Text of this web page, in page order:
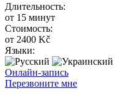
Длительность:
от 15 минут
Стоимость:
от 2400 Kč
Языки:
Онлайн-запись
Перезвоните мне